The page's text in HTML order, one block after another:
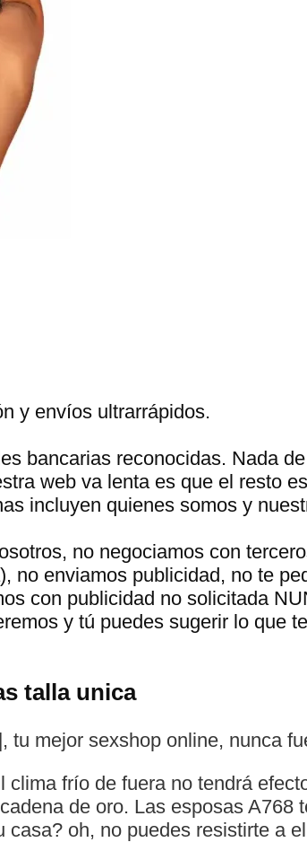
y envíos ultrarrápidos.
bancarias reconocidas. Nada
web va lenta es que el resto
incluyen quienes somos y
no negociamos con
no enviamos publicidad, no te
con publicidad no solicitada
y tú puedes sugerir lo que
talla unica
tu mejor sexshop online, nunca
frío de fuera no tendrá
de oro. Las esposas A768
oh, no puedes resistirte a